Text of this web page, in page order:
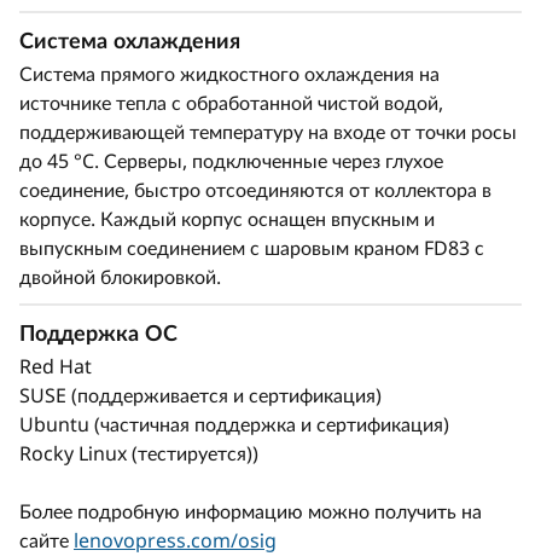
Система охлаждения
Система прямого жидкостного охлаждения на
источнике тепла с обработанной чистой водой,
поддерживающей температуру на входе от точки росы
до 45 °C. Серверы, подключенные через глухое
соединение, быстро отсоединяются от коллектора в
корпусе. Каждый корпус оснащен впускным и
выпускным соединением с шаровым краном FD83 с
двойной блокировкой.
Поддержка ОС
Red Hat
SUSE (поддерживается и сертификация)
Ubuntu (частичная поддержка и сертификация)
Rocky Linux (тестируется))
Более подробную информацию можно получить на
сайте lenovopress.com/osig